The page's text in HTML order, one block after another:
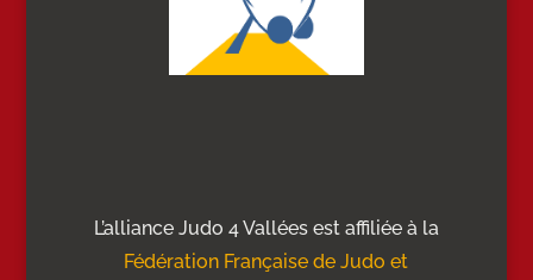
L’alliance Judo 4 Vallées est affiliée à la
Fédération Française de Judo et